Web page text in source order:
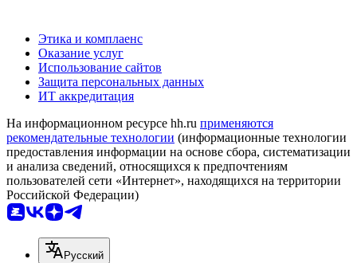
Этика и комплаенс
Оказание услуг
Использование сайтов
Защита персональных данных
ИТ аккредитация
На информационном ресурсе hh.ru применяются
рекомендательные технологии (информационные технологии
предоставления информации на основе сбора, систематизации
и анализа сведений, относящихся к предпочтениям
пользователей сети «Интернет», находящихся на территории
Российской Федерации)
Русский